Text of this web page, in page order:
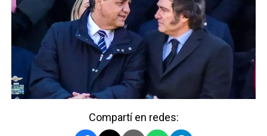
Compartí en redes: